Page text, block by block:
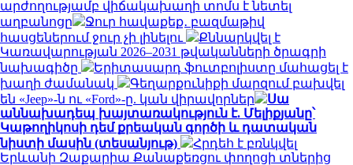
արժողությամբ վիճակախաղի տոմս է նետել
աղբանոցը
Ջուր հավաքեք․ բազմաթիվ
հասցեներում ջուր չի լինելու
Քննարկվել է
Կառավարության 2026–2031 թվականների ծրագրի
նախագիծը
Երիտասարդ ֆուտբոլիստը մահացել է
խաղի ժամանակ
Գեղարքունիքի մարզում բախվել
են «Jeep»-ն ու «Ford»-ը. կան վիրավորներ
Սա
աննախադեպ խայտառակություն է. Մելիքյանը՝
Կաթողիկոսի դեմ քրեական գործի և դատական
նիստի մասին (տեսանյութ)
Հրդեհ է բռնկվել
Երևանի Զաքարիա Քանաքեռցու փողոցի տներից